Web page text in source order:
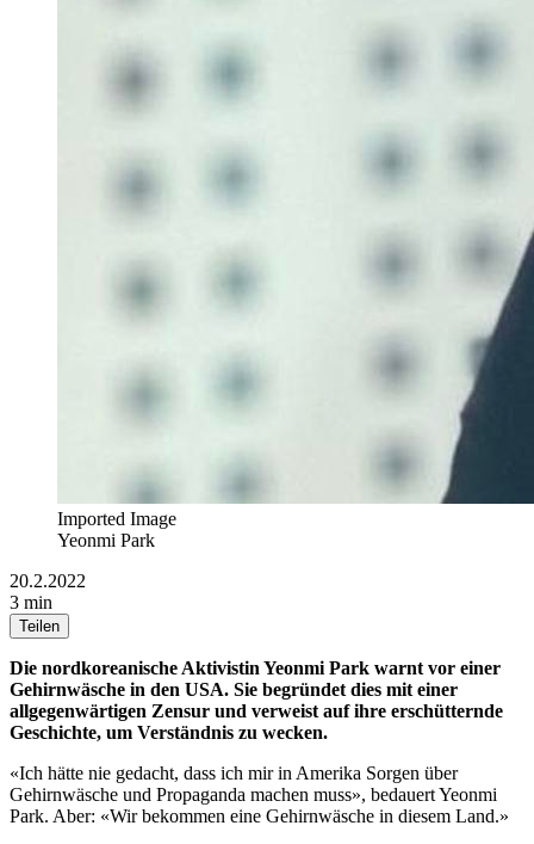
Imported Image
Yeonmi Park
20.2.2022
3 min
Teilen
Die nordkoreanische Aktivistin Yeonmi Park warnt vor einer
Gehirnwäsche in den USA. Sie begründet dies mit einer
allgegenwärtigen Zensur und verweist auf ihre erschütternde
Geschichte, um Verständnis zu wecken.
«Ich hätte nie gedacht, dass ich mir in Amerika Sorgen über
Gehirnwäsche und Propaganda machen muss», bedauert Yeonmi
Park. Aber: «Wir bekommen eine Gehirnwäsche in diesem Land.»